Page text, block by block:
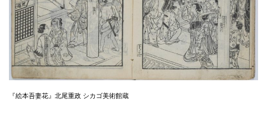
『絵本吾妻花』北尾重政 シカゴ美術館蔵